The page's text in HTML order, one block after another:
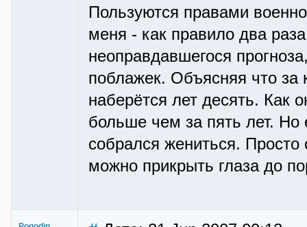
Пользуются правами
меня - как правило два
неоправдавшегося
поблажек. Объясняя что за
наберётся лет десять. Как
больше чем за пять лет. Но
собрался жениться.
можно прикрыть глаза до